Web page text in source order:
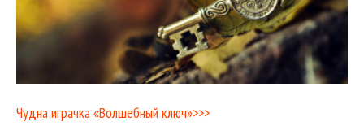
Чудна играчка «Волшебный ключ»>>>